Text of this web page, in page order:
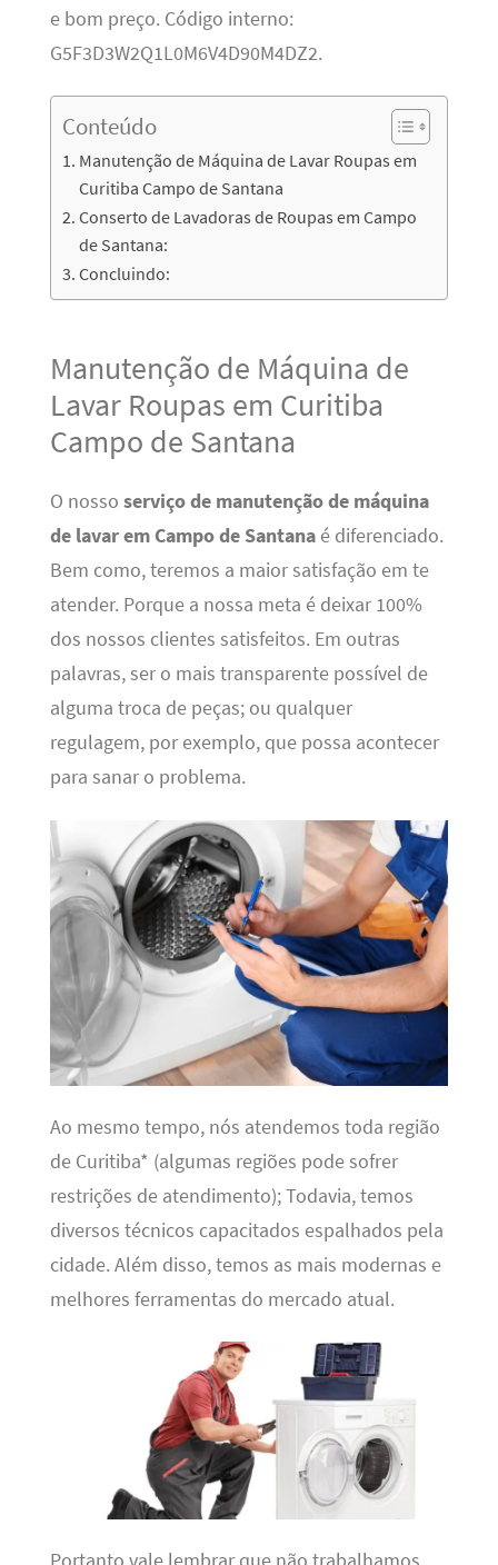
e bom preço. Código interno:
G5F3D3W2Q1L0M6V4D90M4DZ2.
Conteúdo
Manutenção de Máquina de Lavar Roupas em
Curitiba Campo de Santana
Conserto de Lavadoras de Roupas em Campo
de Santana:
Concluindo:
Manutenção de Máquina de
Lavar Roupas em Curitiba
Campo de Santana
O nosso serviço de manutenção de máquina
de lavar em Campo de Santanaé diferenciado.
Bem como, teremos a maior satisfação em te
atender. Porque a nossa meta é deixar 100%
dos nossos clientes satisfeitos. Em outras
palavras, ser o mais transparente possível de
alguma troca de peças; ou qualquer
regulagem, por exemplo, que possa acontecer
para sanar o problema.
Ao mesmo tempo, nós atendemos toda região
de Curitiba* (algumas regiões pode sofrer
restrições de atendimento); Todavia, temos
diversos técnicos capacitados espalhados pela
cidade. Além disso, temos as mais modernas e
melhores ferramentas do mercado atual.